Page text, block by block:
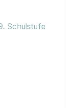
Schulstufe